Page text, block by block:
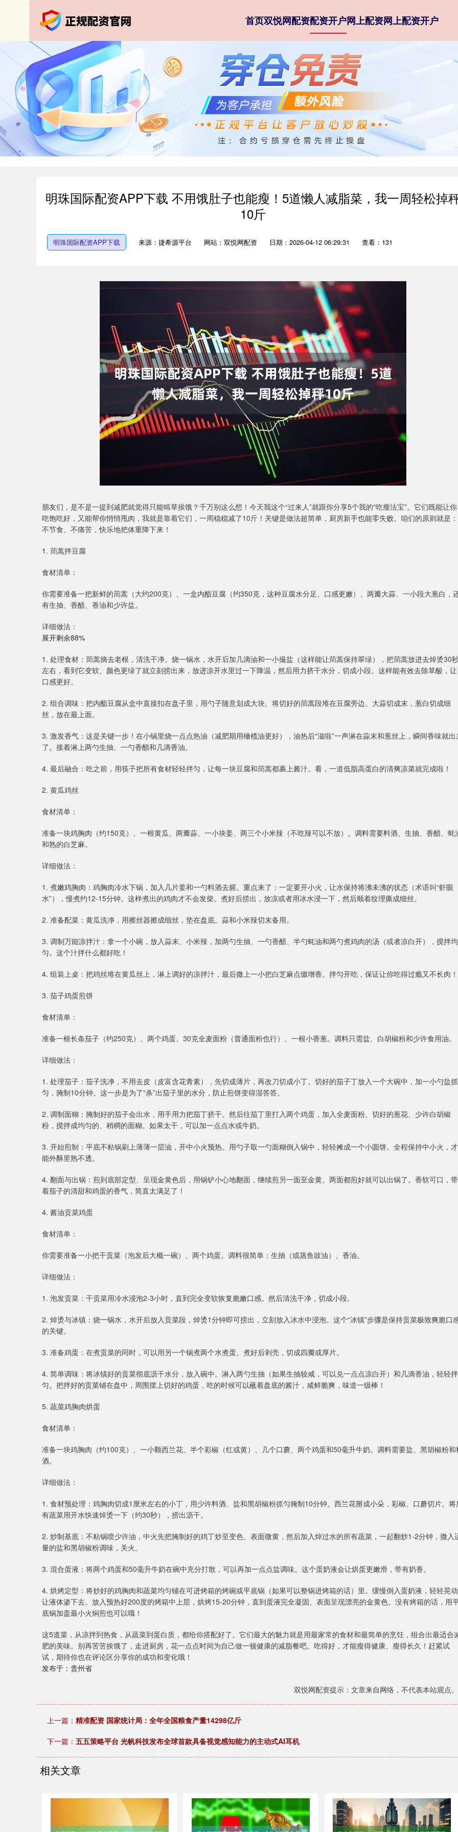
首页双悦网配资配资开户网上配资网上配资开户
明珠国际配资APP下载 不用饿肚子也能瘦！5道懒人减脂菜，我一周轻松掉
10斤
明珠国际配资APP下载 来源：捷希源平台 网站：双悦网配资 日期：2026-04-12 06:29:31 查看：131
朋友们，是不是一提到减肥就觉得只能啃草挨饿？千万别这么想！今天我这个“过来人”就跟你分享5个我的“吃瘦法宝”。它们既能让你
吃饱吃好，又能帮你悄悄甩肉，我就是靠着它们，一周稳稳减了10斤！关键是做法超简单，厨房新手也能零失败。咱们的原则就是：
不节食、不痛苦，快乐地把体重降下来！
1. 茼蒿拌豆腐
食材清单：
你需要准备一把新鲜的茼蒿（大约200克）、一盒内酯豆腐（约350克，这种豆腐水分足、口感更嫩）、两瓣大蒜、一小段大葱白，
有生抽、香醋、香油和少许盐。
详细做法：
展开剩余88%
1. 处理食材：茼蒿摘去老根，清洗干净。烧一锅水，水开后加几滴油和一小撮盐（这样能让茼蒿保持翠绿），把茼蒿放进去焯烫30
左右，看到它变软、颜色更绿了就立刻捞出来，放进凉开水里过一下降温，然后用力挤干水分，切成小段。这样能有效去除草酸，让
口感更好。
2. 组合调味：把内酯豆腐从盒中直接扣在盘子里，用勺子随意划成大块。将切好的茼蒿段堆在豆腐旁边。大蒜切成末，葱白切成细
丝，放在最上面。
3. 激发香气：这是关键一步！在小锅里烧一点点热油（减肥期用橄榄油更好），油热后“滋啦”一声淋在蒜末和葱丝上，瞬间香味就出
了。接着淋上两勺生抽、一勺香醋和几滴香油。
4. 最后融合：吃之前，用筷子把所有食材轻轻拌匀，让每一块豆腐和茼蒿都裹上酱汁。看，一道低脂高蛋白的清爽凉菜就完成啦！
2. 黄瓜鸡丝
食材清单：
准备一块鸡胸肉（约150克）、一根黄瓜、两瓣蒜、一小块姜、两三个小米辣（不吃辣可以不放）。调料需要料酒、生抽、香醋、蚝
和熟的白芝麻。
详细做法：
1. 煮嫩鸡胸肉：鸡胸肉冷水下锅，加入几片姜和一勺料酒去腥。重点来了：一定要开小火，让水保持将沸未沸的状态（术语叫“虾眼
水”），慢煮约12-15分钟。这样煮出的鸡肉才不会发柴。煮好后捞出，放凉或者用冰水浸一下，然后顺着纹理撕成细丝。
2. 准备配菜：黄瓜洗净，用擦丝器擦成细丝，垫在盘底。蒜和小米辣切末备用。
3. 调制万能凉拌汁：拿一个小碗，放入蒜末、小米辣，加两勺生抽、一勺香醋、半勺蚝油和两勺煮鸡肉的汤（或者凉白开），搅拌均
匀。这个汁拌什么都好吃！
4. 组装上桌：把鸡丝堆在黄瓜丝上，淋上调好的凉拌汁，最后撒上一小把白芝麻点缀增香。拌匀开吃，保证让你吃得过瘾又不长肉！
3. 茄子鸡蛋煎饼
食材清单：
准备一根长条茄子（约250克）、两个鸡蛋、30克全麦面粉（普通面粉也行）、一根小香葱。调料只需盐、白胡椒粉和少许食用油。
详细做法：
1. 处理茄子：茄子洗净，不用去皮（皮富含花青素），先切成薄片，再改刀切成小丁。切好的茄子丁放入一个大碗中，加一小勺盐抓
匀，腌制10分钟。这一步是为了“杀”出茄子里的水分，防止煎饼变得湿答答。
2. 调制面糊：腌制好的茄子会出水，用手用力把茄丁挤干。然后往茄丁里打入两个鸡蛋，加入全麦面粉、切好的葱花、少许白胡椒
粉，搅拌成均匀的、稍稠的面糊。如果太干，可以加一点点水或牛奶。
3. 开始煎制：平底不粘锅刷上薄薄一层油，开中小火预热。用勺子取一勺面糊倒入锅中，轻轻摊成一个小圆饼。全程保持中小火，才
能外酥里熟不透。
4. 翻面与出锅：煎到底部定型、呈现金黄色后，用锅铲小心地翻面，继续煎另一面至金黄。两面都煎好就可以出锅了。香软可口，带
着茄子的清甜和鸡蛋的香气，简直太满足了！
4. 酱油贡菜鸡蛋
食材清单：
你需要准备一小把干贡菜（泡发后大概一碗）、两个鸡蛋。调料很简单：生抽（或蒸鱼豉油）、香油。
详细做法：
1. 泡发贡菜：干贡菜用冷水浸泡2-3小时，直到完全变软恢复脆嫩口感。然后清洗干净，切成小段。
2. 焯烫与冰镇：烧一锅水，水开后放入贡菜段，焯烫1分钟即可捞出，立刻放入冰水中浸泡。这个“冰镇”步骤是保持贡菜极致爽脆口
的关键。
3. 准备鸡蛋：在煮贡菜的同时，可以用另一个锅煮两个水煮蛋。煮好后剥壳，切成四瓣或厚片。
4. 简单调味：将冰镇好的贡菜彻底沥干水分，放入碗中。淋入两勺生抽（如果生抽较咸，可以兑一点点凉白开）和几滴香油，轻轻拌
匀。把拌好的贡菜铺在盘中，周围摆上切好的鸡蛋，吃的时候可以蘸着盘底的酱汁，咸鲜脆爽，味道一级棒！
5. 蔬菜鸡胸肉烘蛋
食材清单：
准备一块鸡胸肉（约100克）、一小颗西兰花、半个彩椒（红或黄）、几个口蘑、两个鸡蛋和50毫升牛奶。调料需要盐、黑胡椒粉和
酒。
详细做法：
1. 食材预处理：鸡胸肉切成1厘米左右的小丁，用少许料酒、盐和黑胡椒粉抓匀腌制10分钟。西兰花掰成小朵，彩椒、口蘑切片。将
有蔬菜用开水快速焯烫一下（约30秒），捞出沥干。
2. 炒制基底：不粘锅喷少许油，中火先把腌制好的鸡丁炒至变色、表面微黄，然后加入焯过水的所有蔬菜，一起翻炒1-2分钟，撒入
量的盐和黑胡椒粉调味，关火。
3. 混合蛋液：将两个鸡蛋和50毫升牛奶在碗中充分打散，可以再加一点点盐调味。这个蛋奶液会让烘蛋更嫩滑，带有奶香。
4. 烘烤定型：将炒好的鸡胸肉和蔬菜均匀铺在可进烤箱的烤碗或平底锅（如果可以整锅进烤箱的话）里。缓慢倒入蛋奶液，轻轻晃动
让液体渗下去。放入预热好200度的烤箱中上层，烘烤15-20分钟，直到蛋液完全凝固、表面呈现漂亮的金黄色。没有烤箱的话，用
底锅加盖最小火焖煎也可以哦！
这5道菜，从凉拌到热食，从蔬菜到蛋白质，都给你搭配好了。它们最大的魅力就是用最家常的食材和最简单的烹饪，组合出最适合
肥的美味。别再苦苦挨饿了，走进厨房，花一点点时间为自己做一顿健康的减脂餐吧。吃得好，才能瘦得健康、瘦得长久！赶紧试
试，期待你也在评论区分享你的成功和变化哦！
发布于：贵州省
双悦网配资提示：文章来自网络，不代表本站观点。
上一篇： 精准配资 国家统计局：全年全国粮食产量14298亿斤
下一篇： 五五策略平台 光帆科技发布全球首款具备视觉感知能力的主动式AI耳机
相关文章